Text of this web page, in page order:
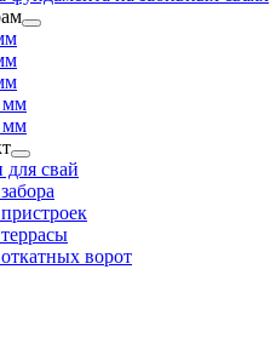
мм
мм
свай
ворот